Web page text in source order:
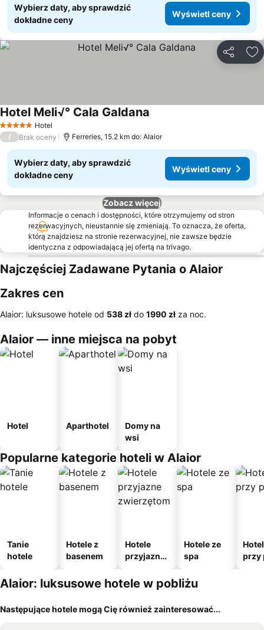
Wybierz daty, aby sprawdzić
dokładne ceny
Wyświetl ceny
5 KategoriaHotel
Hotel Meli√° Cala Galdana
/ Brak oceny Ferreries, 15.2 km do: Alaior
Wybierz daty, aby sprawdzić
dokładne ceny
Wyświetl ceny
Zobacz więcej
Informacje o cenach i dostępności, które otrzymujemy od stron
rezerwacyjnych, nieustannie się zmieniają. To oznacza, że oferta,
którą znajdziesz na stronie rezerwacyjnej, nie zawsze będzie
identyczna z odpowiadającą jej ofertą na trivago.
Najczęściej Zadawane Pytania o Alaior
Zakres cen
Alaior: luksusowe hotele od ‎538 zł do ‎1990 zł za noc.
Alaior — inne miejsca na pobyt
Hotel Aparthotel
Domy na
wsi
Popularne kategorie hoteli w Alaior
Tanie
hotele
Hotele z
basenem
Hotele
przyjazne
m
Hotele ze
spa
przy
Alaior: luksusowe hotele w pobliżu
Następujące hotele mogą Cię również zainteresować...